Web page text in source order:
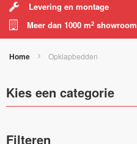
Levering en montage
Meer dan 1000 m2 showroom
Home Opklapbedden
Kies een categorie
Filteren